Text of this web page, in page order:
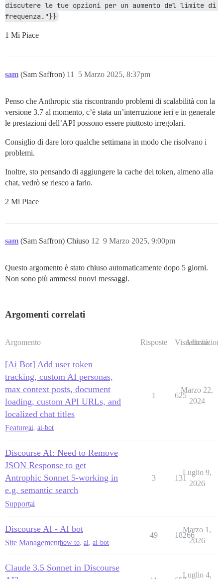
discutere le tue opzioni per un aumento del limite di
frequenza."}}
1 Mi Piace
sam (Sam Saffron) 5 Marzo 2025, 8:37pm
11
Penso che Anthropic stia riscontrando problemi di scalabilità con la
versione 3.7 al momento, c’è stata un’interruzione ieri e in generale
le prestazioni dell’API possono essere piuttosto irregolari.
Consiglio di dare loro qualche settimana in modo che risolvano i
problemi.
Inoltre, sto pensando di aggiungere la cache dei token, almeno alla
chat, vedrò se riesco a farlo.
2 Mi Piace
sam (Sam Saffron) Chiuso 9 Marzo 2025, 9:00pm
12
Questo argomento è stato chiuso automaticamente dopo 5 giorni.
Non sono più ammessi nuovi messaggi.
Argomenti correlati
Argomento Risposte Visualizzazioni
Attività
[Ai Bot] Add user token
tracking, custom AI personas,
max context posts, document
loading, custom API URLs, and
localized chat titles
Featureai, ai-bot
1 625
Marzo 22,
2024
Discourse AI: Need to Remove
JSON Response to get
Antrophic Sonnet 5-working in
e.g. semantic search
Supportai
3 131
Luglio 9,
2026
Discourse AI - AI bot
Site Managementhow-to, ai, ai-bot
49 18266
Marzo 1,
2026
Claude 3.5 Sonnet in Discourse
Luglio 4,